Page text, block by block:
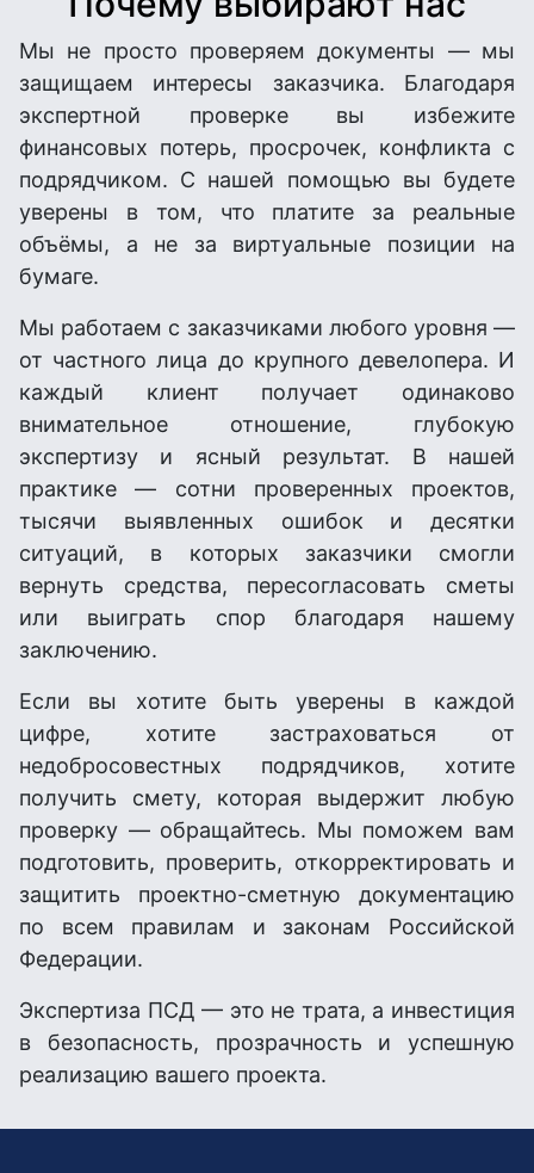
Мы не просто проверяем документы — мы
защищаем интересы заказчика. Благодаря
экспертной проверке вы избежите
финансовых потерь, просрочек, конфликта с
подрядчиком. С нашей помощью вы будете
уверены в том, что платите за реальные
объёмы, а не за виртуальные позиции на
бумаге.
Мы работаем с заказчиками любого уровня —
от частного лица до крупного девелопера. И
каждый клиент получает одинаково
внимательное отношение, глубокую
экспертизу и ясный результат. В нашей
практике — сотни проверенных проектов,
тысячи выявленных ошибок и десятки
ситуаций, в которых заказчики смогли
вернуть средства, пересогласовать сметы
или выиграть спор благодаря нашему
заключению.
Если вы хотите быть уверены в каждой
цифре, хотите застраховаться от
недобросовестных подрядчиков, хотите
получить смету, которая выдержит любую
проверку — обращайтесь. Мы поможем вам
подготовить, проверить, откорректировать и
защитить проектно-сметную документацию
по всем правилам и законам Российской
Федерации.
Экспертиза ПСД — это не трата, а инвестиция
в безопасность, прозрачность и успешную
реализацию вашего проекта.